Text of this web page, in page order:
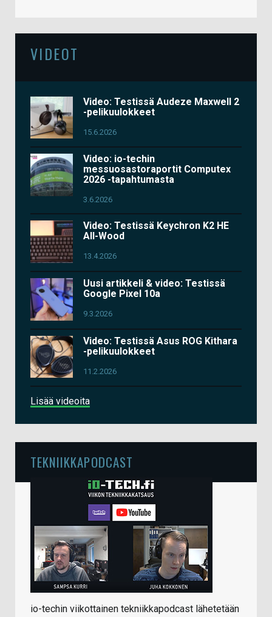
VIDEOT
Video: Testissä Audeze Maxwell 2
-pelikuulokkeet
15.6.2026
Video: io-techin
messuosastoraportit Computex
2026 -tapahtumasta
3.6.2026
Video: Testissä Keychron K2 HE
All-Wood
13.4.2026
Uusi artikkeli & video: Testissä
Google Pixel 10a
9.3.2026
Video: Testissä Asus ROG Kithara
-pelikuulokkeet
11.2.2026
Lisää videoita
TEKNIIKKAPODCAST
io-techin viikottainen tekniikkapodcast lähetetään